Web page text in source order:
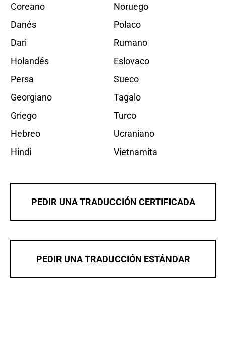
Coreano
Danés
Dari
Holandés
Persa
Georgiano
Griego
Hebreo
Hindi
Noruego
Polaco
Rumano
Eslovaco
Sueco
Tagalo
Turco
Ucraniano
Vietnamita
PEDIR UNA TRADUCCIÓN CERTIFICADA
PEDIR UNA TRADUCCIÓN ESTÁNDAR